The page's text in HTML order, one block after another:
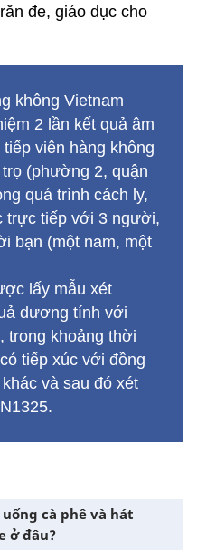
đe, giáo dục cho
không Vietnam
2 lần kết quả âm
viên hàng không
(phường 2, quận
quá trình cách ly,
trực tiếp với 3 người,
bạn (một nam, một
lấy mẫu xét
dương tính với
trong khoảng thời
tiếp xúc với đồng
và sau đó xét
uống cà phê và hát
ở đâu?